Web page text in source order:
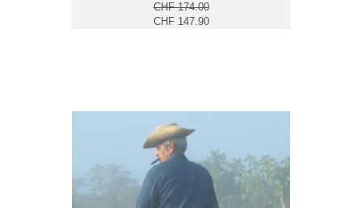
CHF 174.00
CHF 147.90